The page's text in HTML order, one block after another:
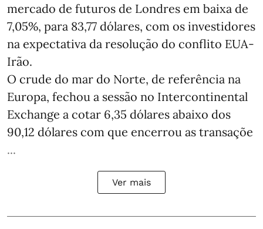
mercado de futuros de Londres em baixa de
7,05%, para 83,77 dólares, com os investidores
na expectativa da resolução do conflito EUA-
Irão.
O crude do mar do Norte, de referência na
Europa, fechou a sessão no Intercontinental
Exchange a cotar 6,35 dólares abaixo dos
90,12 dólares com que encerrou as transaçõe
...
Ver mais